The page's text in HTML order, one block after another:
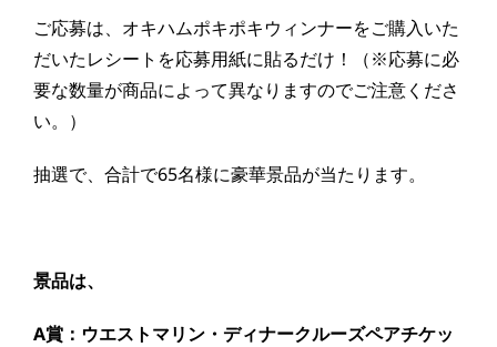
ご応募は、オキハムポキポキウィンナーをご購入いた
だいたレシートを応募用紙に貼るだけ！（※応募に必
要な数量が商品によって異なりますのでご注意くださ
い。）
抽選で、合計で65名様に豪華景品が当たります。
景品は、
A賞：ウエストマリン・ディナークルーズペアチケッ